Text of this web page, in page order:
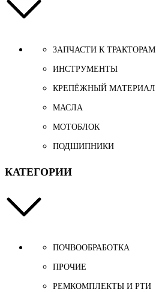
ЗАПЧАСТИ К ТРАКТОРАМ
ИНСТРУМЕНТЫ
КРЕПЁЖНЫЙ МАТЕРИАЛ
МАСЛА
МОТОБЛОК
ПОДШИПНИКИ
КАТЕГОРИИ
ПОЧВООБРАБОТКА
ПРОЧИЕ
РЕМКОМПЛЕКТЫ И РТИ